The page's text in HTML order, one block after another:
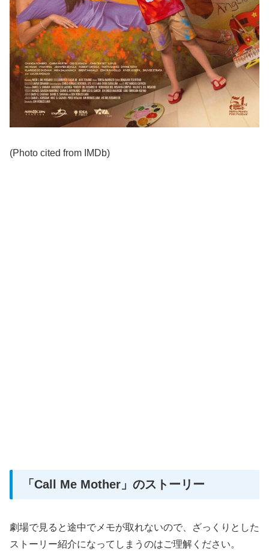
(Photo cited from IMDb)
「Call Me Mother」のストーリー
劇場で見ると途中でメモが取れないので、ざっくりとした
ストーリー紹介になってしまうのはご理解ください。